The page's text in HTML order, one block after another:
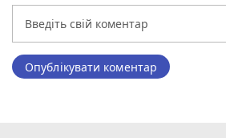
Опублікувати коментар